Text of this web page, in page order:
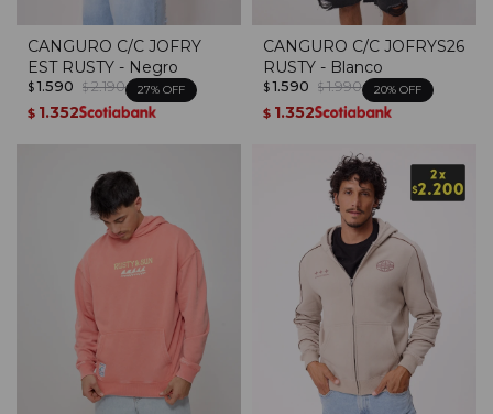
CANGURO C/C JOFRY
EST RUSTY - Negro
$ 1.590 $ 2.190 27
$ 1.352
CANGURO C/C JOFRYS26
RUSTY - Blanco
$ 1.590 $ 1.990 20
$ 1.352